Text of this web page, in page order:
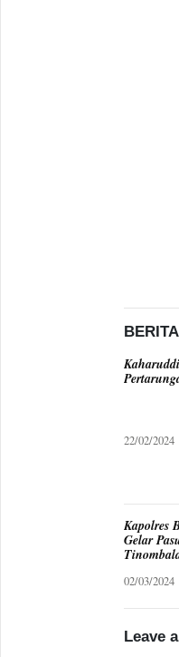
22/02/2024
Kapolres
Gelar
02/03/2024
Leave